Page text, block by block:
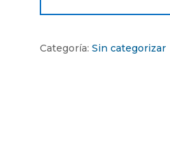
Categoría: Sin categorizar